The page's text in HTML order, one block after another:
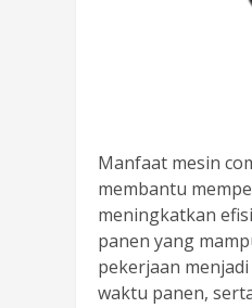
Manfaat mesin
membantu
meningkatkan
panen yang
pekerjaan
waktu panen,